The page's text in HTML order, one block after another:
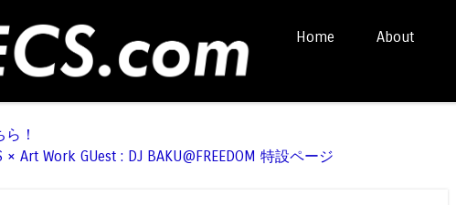
Skip to content
Home About
ら！
× Art Work GUest : DJ BAKU@FREEDOM 特設ページ